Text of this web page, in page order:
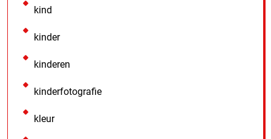
kind
kinder
kinderen
kinderfotografie
kleur